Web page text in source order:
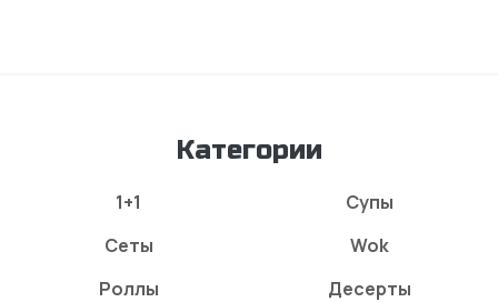
Категории
1+1
Сеты
Роллы
Супы
Wok
Десерты